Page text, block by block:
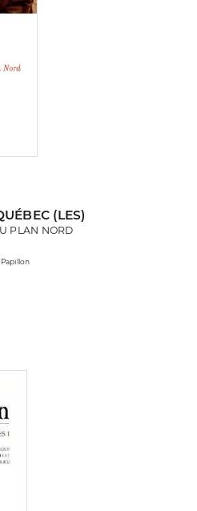
(LES)
PLAN NORD